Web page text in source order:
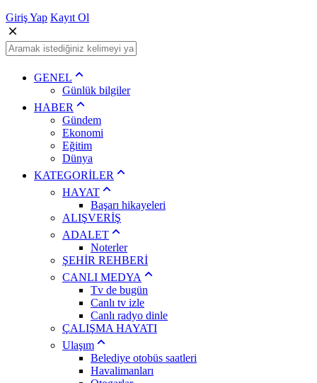
Giriş Yap Kayıt Ol
GENEL
Günlük bilgiler
HABER
Gündem
Ekonomi
Eğitim
Dünya
KATEGORİLER
HAYAT
Başarı hikayeleri
ALIŞVERİŞ
ADALET
Noterler
ŞEHİR REHBERİ
CANLI MEDYA
Tv de bugün
Canlı tv izle
Canlı radyo dinle
ÇALIŞMA HAYATI
Ulaşım
Belediye otobüs saatleri
Havalimanları